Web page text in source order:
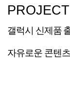
갤럭시 신제품
자유로운 콘텐